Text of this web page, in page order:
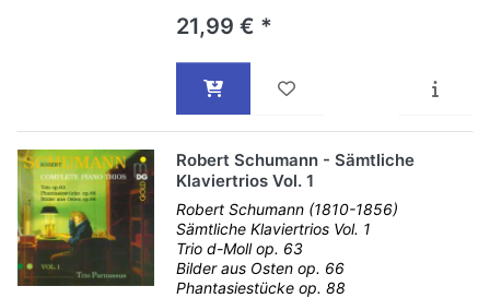
21,99 € *
Robert Schumann - Sämtliche
Klaviertrios Vol. 1
Robert Schumann (1810-1856)
Sämtliche Klaviertrios Vol. 1
Trio d-Moll op. 63
Bilder aus Osten op. 66
Phantasiestücke op. 88